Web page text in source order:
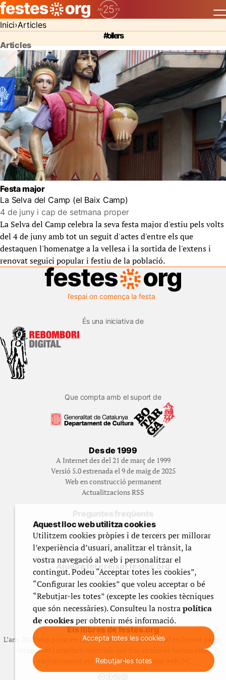
Inici Articles
#ollers
Articles
Festa major
La Selva del Camp (el Baix Camp)
4 de juny i cap de setmana proper
La Selva del Camp celebra la seva festa major d'estiu pels volts
del 4 de juny amb tot un seguit d'actes d'entre els que
destaquen l'homenatge a la vellesa i la sortida de l'extens i
renovat seguici popular i festiu de la població.
És una iniciativa de
Que compta amb el suport de
Des de 1999
A Internet des del 21 de març de 1999
Versió 5.0 estrenada el 9 de maig de 2025
Web en construcció permanent
Actualitzacions RSS
Preguntes freqüents
Qué és Festes.org?
Història de Festes.org
Qui gestiona Festes.org
Ajuda a fer créixer festes.org
Feste’n editor/contribuidor
Subscriu-t’hi/Feste’n mecenes
Contracta publicitat
Fes un donatiu puntual
Els llibres de festes.org
L’any 2012 vam posar en marxa una col·lecció editorial en format paper,
recuperant i ampliant materials que fins aleshores havien estat
exclusivament accessibles al nostre espai web. [+]
Aquest lloc web utilitza cookies
Utilitzem cookies pròpies i de tercers per millorar
l’experiència d’usuari, analitzar el trànsit, la
vostra navegació al web i personalitzar el
contingut. Podeu “Acceptar totes les cookies”,
“Configurar les cookies” que voleu acceptar o bé
“Rebutjar-les totes” (excepte les cookies tècniques
que són necessàries). Consulteu la nostrapolítica
de cookiesper obtenir més informació.
Accepta totes les cookies
Rebutjar-les totes